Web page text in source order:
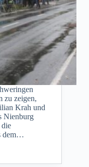
zu zeigen,
Krah und
Nienburg
dem…